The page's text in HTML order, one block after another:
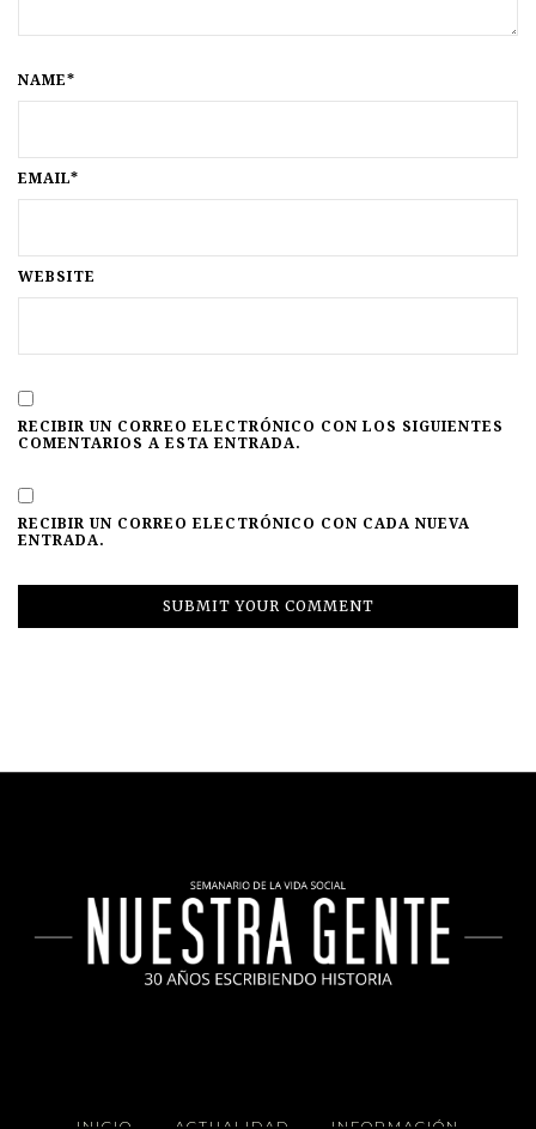
NAME*
EMAIL*
WEBSITE
RECIBIR UN CORREO ELECTRÓNICO CON LOS SIGUIENTES
COMENTARIOS A ESTA ENTRADA.
RECIBIR UN CORREO ELECTRÓNICO CON CADA NUEVA
ENTRADA.